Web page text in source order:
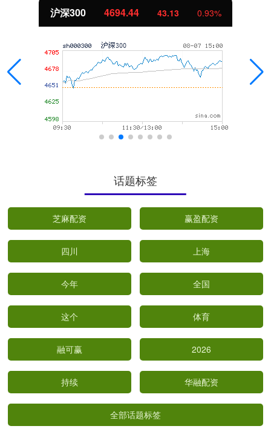
沪深300 4694.44 43.13 0.93%
话题标签
芝麻配资 赢盈配资
四川 上海
今年 全国
这个 体育
融可赢 2026
持续 华融配资
全部话题标签